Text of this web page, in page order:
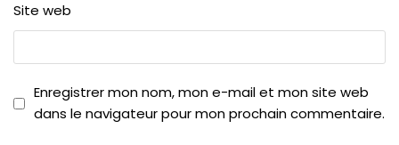
Site web
Enregistrer mon nom, mon e-mail et mon site web
dans le navigateur pour mon prochain commentaire.